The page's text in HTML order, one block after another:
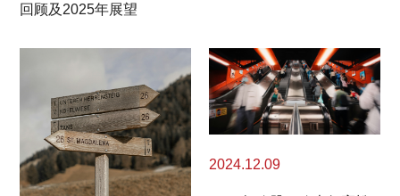
回顾及2025年展望
2024.12.09